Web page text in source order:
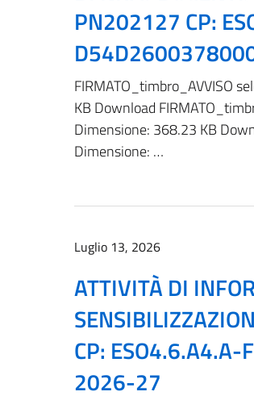
PN202127 CP:
FIRMATO_timbro_AVVISO
KB Download
Dimensione: 368.23 KB
Dimensione: …
Luglio 13, 2026
ATTIVITÀ DI
CP: ESO4.6.A4.A-
2026-27